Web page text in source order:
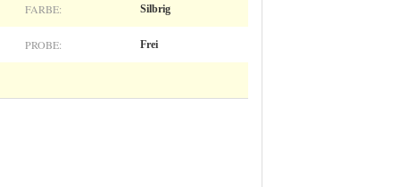
FARBE: Silbrig
PROBE: Frei